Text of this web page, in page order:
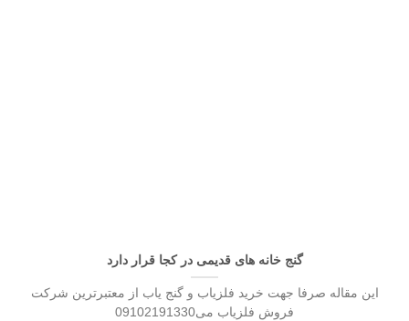
گنج خانه های قدیمی در کجا قرار دارد
این مقاله صرفا جهت خرید فلزیاب و گنج یاب از معتبرترین شرکت
فروش فلزیاب می09102191330